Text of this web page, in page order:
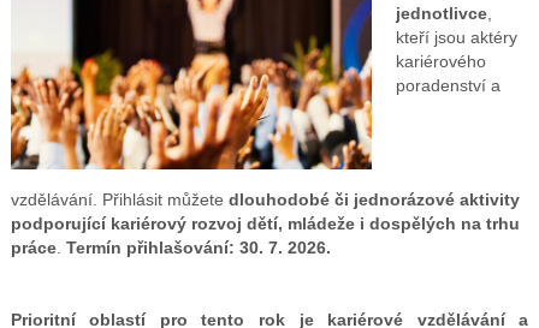
jednotlivce,
kteří jsou aktéry
kariérového
poradenství a
vzdělávání. Přihlásit můžete dlouhodobé či jednorázové aktivity
podporující kariérový rozvoj dětí, mládeže i dospělých na trhu
práce. Termín přihlašování: 30. 7. 2026.
Prioritní oblastí pro tento rok je kariérové vzdělávání a